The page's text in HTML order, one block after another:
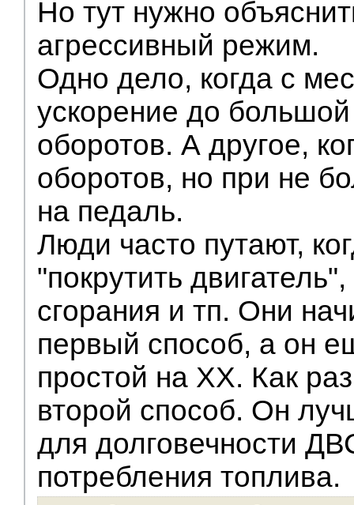
Но тут нужно
агрессивный режим.
Одно дело, когда с
ускорение до большой
оборотов. А другое,
оборотов, но при не
на педаль.
Люди часто путают,
"покрутить
сгорания и тп. Они
первый способ, а он
простой на ХХ. Как
второй способ. Он
для долговечности
потребления топлива.